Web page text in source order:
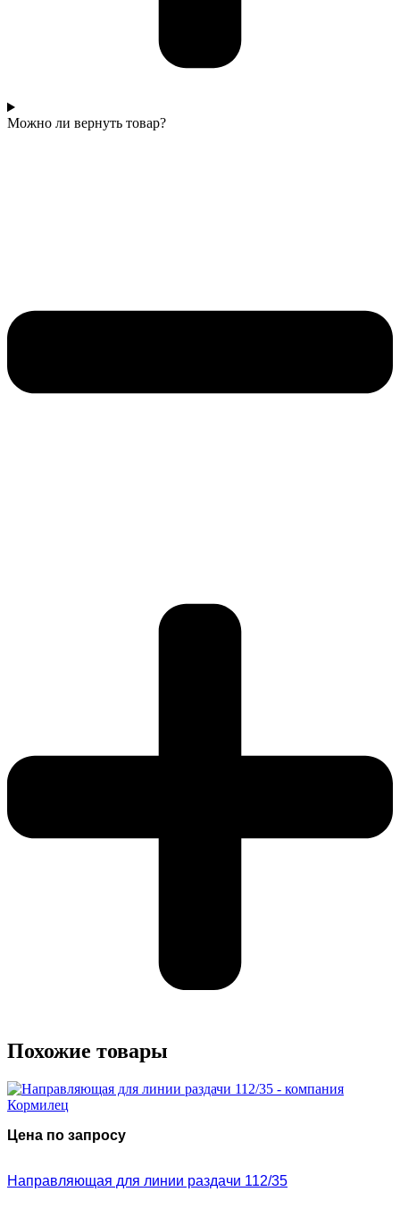
Можно ли вернуть товар?
Похожие товары
Цена по запросу
Направляющая для линии раздачи 112/35